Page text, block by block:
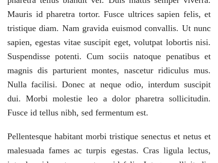
Mauris id pharetra tortor. Fusce ultrices sapien felis, et
tristique diam. Nam gravida euismod convallis. Ut nunc
sapien, egestas vitae suscipit eget, volutpat lobortis nisi.
Suspendisse potenti. Cum sociis natoque penatibus et
magnis dis parturient montes, nascetur ridiculus mus.
Nulla facilisi. Donec at neque odio, interdum suscipit
dui. Morbi molestie leo a dolor pharetra sollicitudin.
Fusce id tellus nibh, sed fermentum est.
Pellentesque habitant morbi tristique senectus et netus et
malesuada fames ac turpis egestas. Cras ligula lectus,